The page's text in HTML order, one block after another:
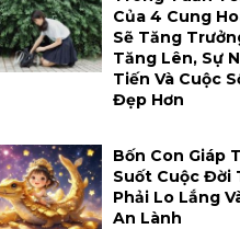
Của 4 Cung
Sẽ Tăng
Tăng Lên, Sự
Tiến Và Cuộc
Đẹp Hơn
Bốn Con Giáp
Suốt Cuộc Đời
Phải Lo Lắng
An Lành